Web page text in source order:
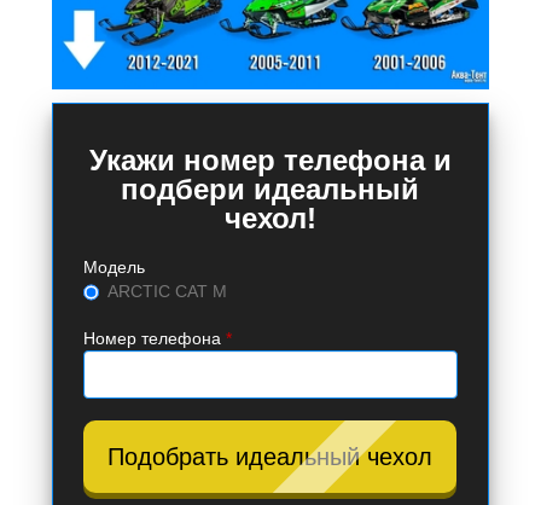
Укажи номер телефона и
подбери идеальный
чехол!
Модель
ARCTIC CAT M
Номер телефона *
Подобрать идеальный чехол